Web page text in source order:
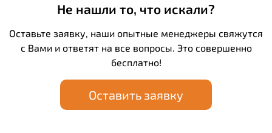
Не нашли то, что искали?
Оставьте заявку, наши опытные менеджеры свяжутся
с Вами и ответят на все вопросы. Это совершенно
бесплатно!
Оставить заявку